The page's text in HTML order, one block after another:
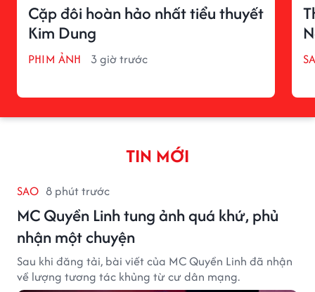
Cặp đôi hoàn hảo nhất tiểu thuyết
Kim Dung
PHIM ẢNH 3 giờ trước
TIN MỚI
SAO 8 phút trước
MC Quyền Linh tung ảnh quá khứ, phủ
nhận một chuyện
Sau khi đăng tải, bài viết của MC Quyền Linh đã nhận
về lượng tương tác khủng từ cư dân mạng.